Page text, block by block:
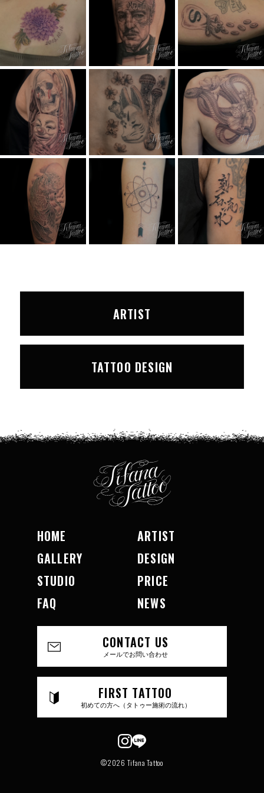
ARTIST
TATTOO DESIGN
HOME
ARTIST
GALLERY
DESIGN
STUDIO
PRICE
FAQ
NEWS
CONTACT US
メールでお問い合わせ
FIRST TATTOO
初めての方へ（タトゥー施術の流れ）
©2026 Tifana Tattoo